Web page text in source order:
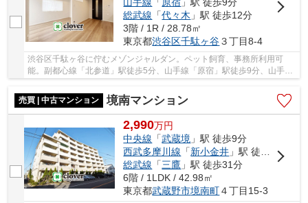
山手線 「原宿 」駅 徒歩9分
総武線 「代々木 」駅 徒歩12分
3階 / 1R / 28.78㎡
東京都渋谷区千駄ヶ谷３丁目8-4
渋谷区千駄ヶ谷に佇むメゾンジャルダン。ペット飼育、事務所利用可
能。副都心線「北参道」駅徒歩5分、山手線「原宿」駅徒歩9分、山手
売買 | 中古マンション
境南マンション
2,990万円
中央線 「武蔵境 」駅 徒歩9分
西武多摩川線 「新小金井 」駅 徒歩20分
総武線 「三鷹 」駅 徒歩31分
6階 / 1LDK / 42.98㎡
東京都武蔵野市境南町４丁目15-3